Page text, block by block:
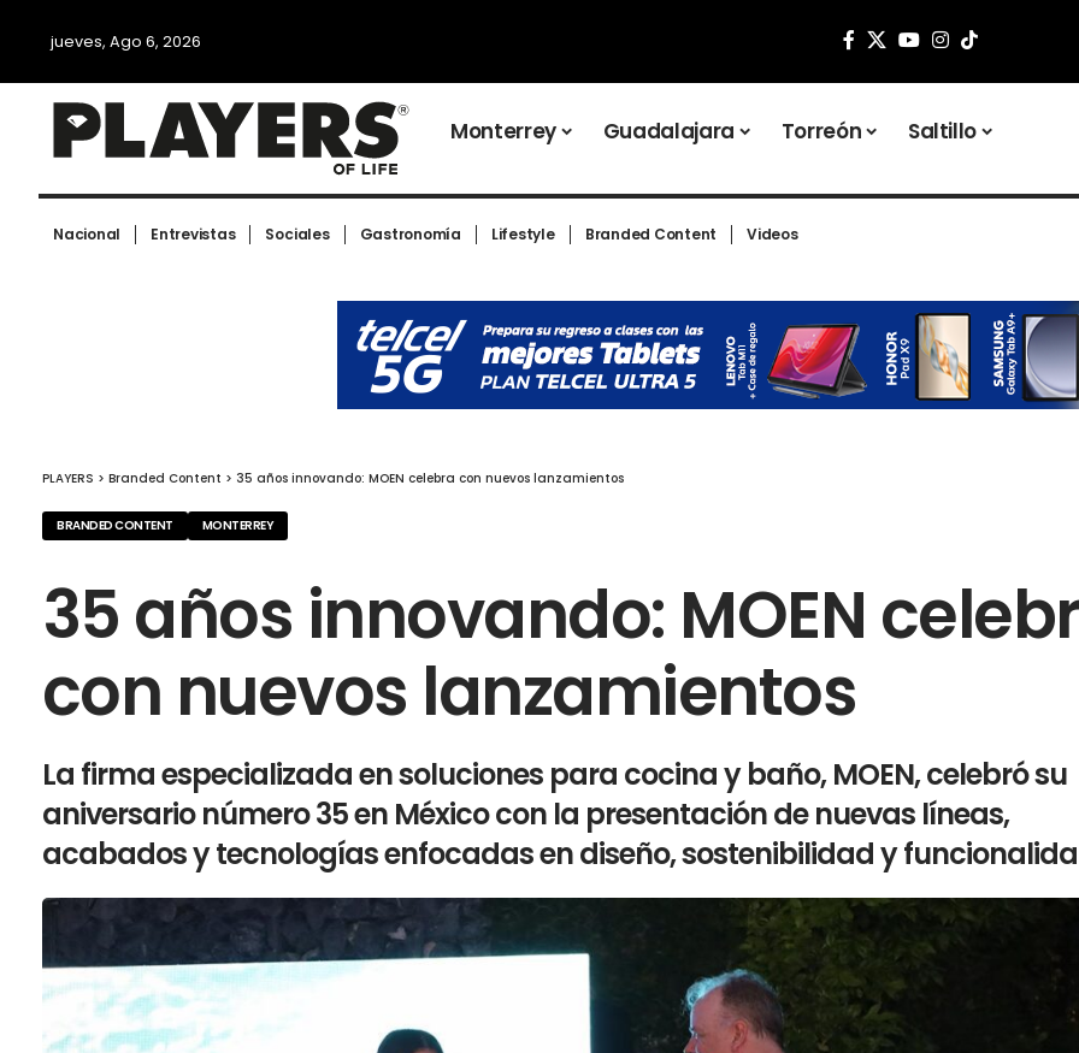
jueves, Ago 6, 2026
Monterrey Guadalajara Torreón Saltillo
Nacional Entrevistas Sociales Gastronomía Lifestyle Branded Content Videos
PLAYERS > Branded Content > 35 años innovando: MOEN celebra con nuevos lanzamientos
BRANDED CONTENT MONTERREY
35 años innovando: MOEN
con nuevos lanzamientos
La firma especializada en soluciones para cocina y baño, MOEN, celebró su
aniversario número 35 en México con la presentación de nuevas líneas,
acabados y tecnologías enfocadas en diseño, sostenibilidad y